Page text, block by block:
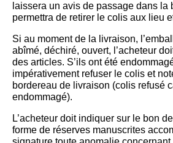
laissera un avis de passage dans la
permettra de retirer le colis aux lieu
Si au moment de la livraison,
abîmé, déchiré, ouvert, l’acheteur
des articles. S’ils ont été
impérativement refuser le colis et
bordereau de livraison (colis refusé
endommagé).
L’acheteur doit indiquer sur le bon
forme de réserves manuscrites